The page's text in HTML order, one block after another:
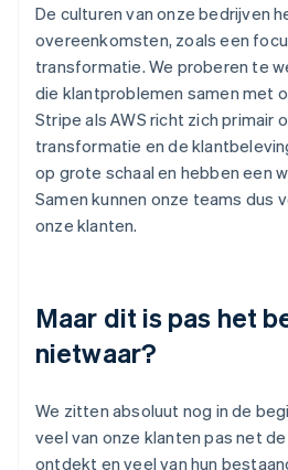
De culturen van onze bedrijven
overeenkomsten, zoals een
transformatie. We proberen te
die klantproblemen samen met
Stripe als AWS richt zich primair
transformatie en de
op grote schaal en hebben een
Samen kunnen onze teams dus
onze klanten.
Maar dit is pas het
nietwaar?
We zitten absoluut nog in de
veel van onze klanten pas net
ontdekt en veel van hun